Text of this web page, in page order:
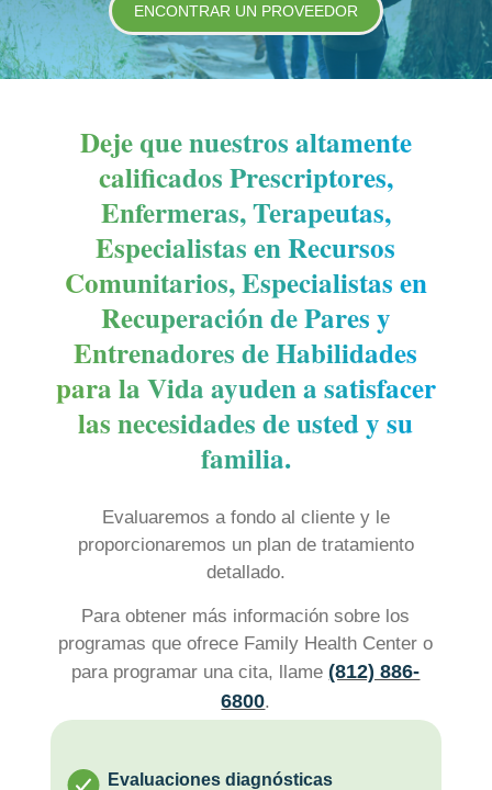
ENCONTRAR UN PROVEEDOR
Deje que nuestros altamente
calificados Prescriptores,
Enfermeras, Terapeutas,
Especialistas en Recursos
Comunitarios, Especialistas en
Recuperación de Pares y
Entrenadores de Habilidades
para la Vida ayuden a satisfacer
las necesidades de usted y su
familia.
Evaluaremos a fondo al cliente y le
proporcionaremos un plan de tratamiento
detallado.
Para obtener más información sobre los
programas que ofrece Family Health Center o
para programar una cita, llame (812) 886-
6800.
Evaluaciones diagnósticas